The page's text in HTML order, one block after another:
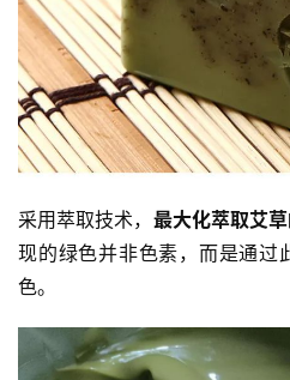
采用萃取技术， 最大化萃取艾
现的绿色并非色素，而是通过
色。